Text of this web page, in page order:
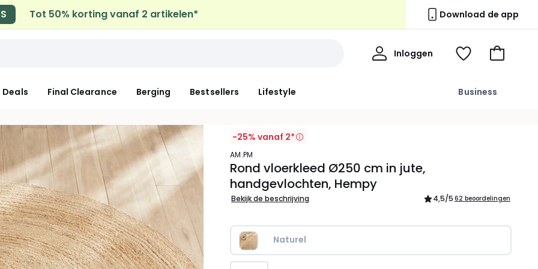
Tot 50% korting vanaf 2 artikelen* Download de app
Deals Final Clearance Berging Bestsellers Lifestyle Business
Inloggen
Mijn
Kijk
Naar
-25% vanaf 2*
AM.PM
Rond vloerkleed Ø250 cm in jute,
handgevlochten, Hempy
Bekijk de beschrijving 4,5/5 62 beoordelingen
Naturel